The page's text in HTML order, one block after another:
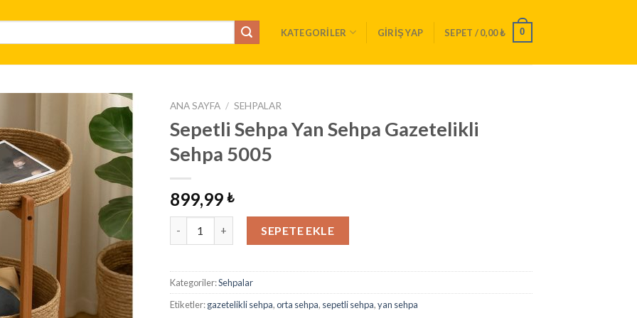
KATEGORILER GIRIŞ YAP SEPET /0,00₺ 0
İstek
Listeme
ANA SAYFA / SEHPALAR
Sepetli Sehpa Yan Sehpa Gazetelikli
Sehpa 5005
899,99 ₺
SEPETE EKLE
Kategoriler:Sehpalar
Etiketler:gazetelikli sehpa,orta sehpa, sepetli sehpa,yan sehpa